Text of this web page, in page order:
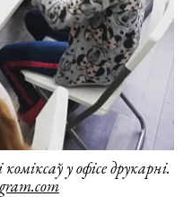
у офісе друкарні.